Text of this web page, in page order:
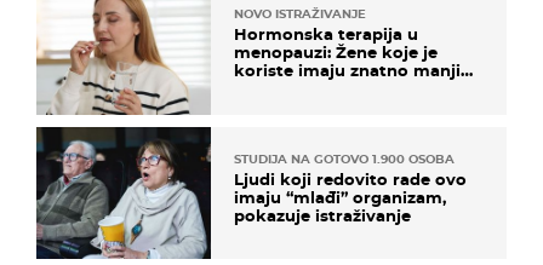
NOVO ISTRAŽIVANJE
Hormonska terapija u
menopauzi: Žene koje je
koriste imaju znatno manji
STUDIJA NA GOTOVO 1.900 OSOBA
Ljudi koji redovito rade ovo
imaju “mlađi” organizam,
pokazuje istraživanje